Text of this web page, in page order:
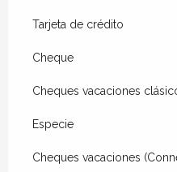
Tarjeta de crédito
Cheque
Cheques vacaciones
Especie
Cheques vacaciones